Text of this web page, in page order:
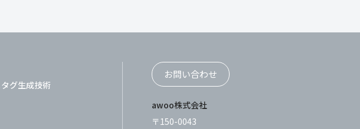
グ生成技術
お問い合わせ
awoo株式会社
〒150-0043